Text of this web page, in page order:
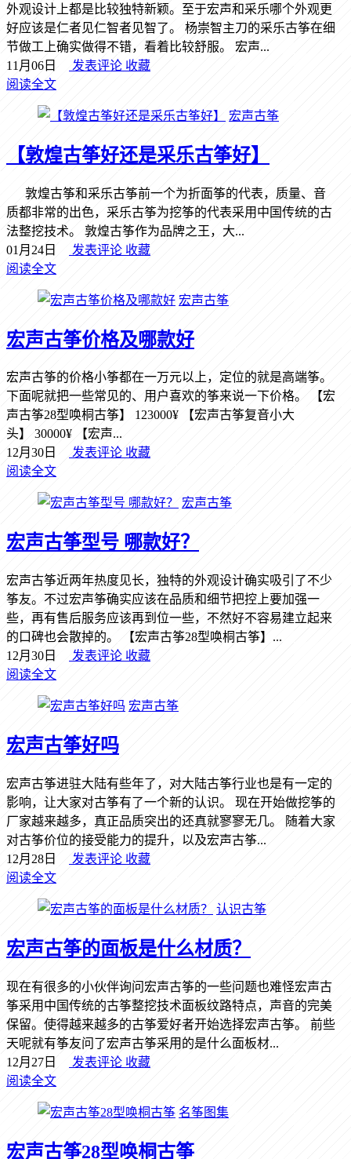
外观设计上都是比较独特新颖。至于宏声和采乐哪个外观更
好应该是仁者见仁智者见智了。 杨崇智主刀的采乐古筝在细
节做工上确实做得不错，看着比较舒服。 宏声...
11月06日
发表评论 收藏
阅读全文
宏声古筝
【敦煌古筝好还是采乐古筝好】
敦煌古筝和采乐古筝前一个为折面筝的代表，质量、音
质都非常的出色，采乐古筝为挖筝的代表采用中国传统的古
法整挖技术。 敦煌古筝作为品牌之王，大...
01月24日
发表评论 收藏
阅读全文
宏声古筝
宏声古筝价格及哪款好
宏声古筝的价格小筝都在一万元以上，定位的就是高端筝。
下面呢就把一些常见的、用户喜欢的筝来说一下价格。 【宏
声古筝28型唤桐古筝】 123000¥ 【宏声古筝复音小大
头】 30000¥ 【宏声...
12月30日
发表评论 收藏
阅读全文
宏声古筝
宏声古筝型号 哪款好？
宏声古筝近两年热度见长，独特的外观设计确实吸引了不少
筝友。不过宏声筝确实应该在品质和细节把控上要加强一
些，再有售后服务应该再到位一些，不然好不容易建立起来
的口碑也会散掉的。 【宏声古筝28型唤桐古筝】...
12月30日
发表评论 收藏
阅读全文
宏声古筝
宏声古筝好吗
宏声古筝进驻大陆有些年了，对大陆古筝行业也是有一定的
影响，让大家对古筝有了一个新的认识。 现在开始做挖筝的
厂家越来越多，真正品质突出的还真就寥寥无几。 随着大家
对古筝价位的接受能力的提升，以及宏声古筝...
12月28日
发表评论 收藏
阅读全文
认识古筝
宏声古筝的面板是什么材质？
现在有很多的小伙伴询问宏声古筝的一些问题也难怪宏声古
筝采用中国传统的古筝整挖技术面板纹路特点，声音的完美
保留。使得越来越多的古筝爱好者开始选择宏声古筝。 前些
天呢就有筝友问了宏声古筝采用的是什么面板材...
12月27日
发表评论 收藏
阅读全文
名筝图集
宏声古筝28型唤桐古筝